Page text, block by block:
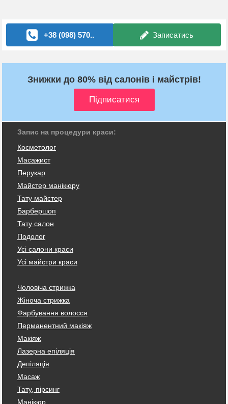
+38 (098) 570.. Записатись
Знижки до 80% від салонів і майстрів!
Запис на процедури краси:
Косметолог
Масажист
Перукар
Майстер манікюру
Тату майстер
Барбершоп
Тату салон
Подолог
Усі салони краси
Усі майстри краси
Чоловіча стрижка
Жіноча стрижка
Фарбування волосся
Перманентний макіяж
Макіяж
Лазерна епіляція
Депіляція
Масаж
Тату, пірсинг
Манікюр